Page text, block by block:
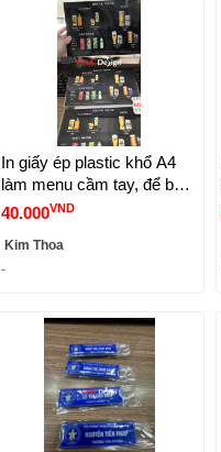
In giấy ép plastic khổ A4
làm menu cầm tay, để bàn
cho quán ăn, quán nước,
40.000VND
Kim Thoa
-